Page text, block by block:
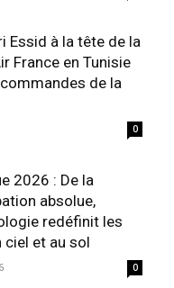
Essid à la tête de la
France en Tunisie
de la
0
2026 : De la
absolue,
redéfinit les
ciel et au sol
0